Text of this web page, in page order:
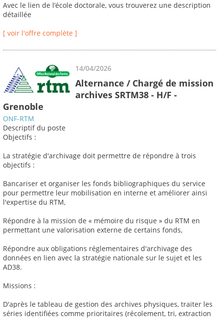
Avec le lien de l’école doctorale, vous trouverez une description
détaillée
[ voir l'offre complète ]
14/04/2026
Alternance / Chargé de mission
archives SRTM38 - H/F -
Grenoble
ONF-RTM
Descriptif du poste
Objectifs :
La stratégie d'archivage doit permettre de répondre à trois
objectifs :
Bancariser et organiser les fonds bibliographiques du service
pour permettre leur mobilisation en interne et améliorer ainsi
l'expertise du RTM,
Répondre à la mission de « mémoire du risque » du RTM en
permettant une valorisation externe de certains fonds,
Répondre aux obligations réglementaires d'archivage des
données en lien avec la stratégie nationale sur le sujet et les
AD38.
Missions :
D'après le tableau de gestion des archives physiques, traiter les
séries identifiées comme prioritaires (récolement, tri, extraction